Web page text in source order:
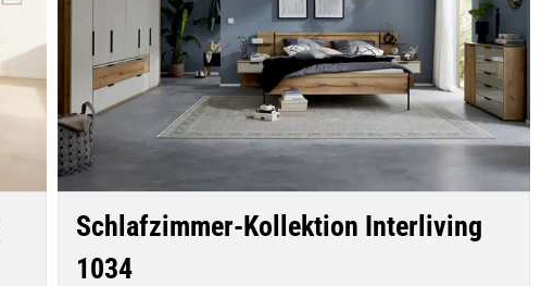
Schlafzimmer-Kollektion Interliving
1034